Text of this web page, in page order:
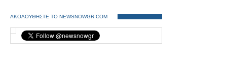
ΑΚΟΛΟΥΘΗΣΤΕ ΤΟ NEWSNOWGR.COM